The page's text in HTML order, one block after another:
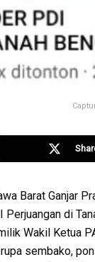
Barat Ganjar
di
Wakil Ketua
sembako,